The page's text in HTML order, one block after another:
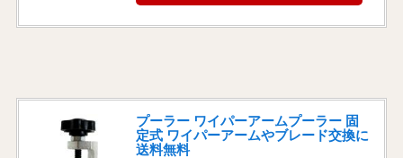
プーラー ワイパーアームプーラー 固
定式 ワイパーアームやブレード交換に
送料無料